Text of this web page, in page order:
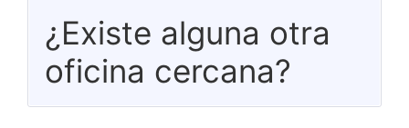
¿Existe alguna otra
oficina cercana?